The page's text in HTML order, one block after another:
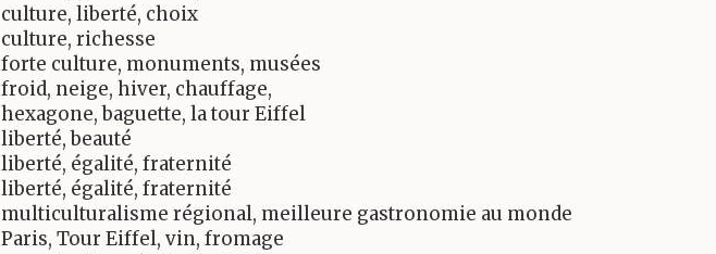
culture, liberté, choix
culture, richesse
forte culture, monuments, musées
froid, neige, hiver, chauffage,
hexagone, baguette, la tour Eiffel
liberté, beauté
liberté, égalité, fraternité
liberté, égalité, fraternité
multiculturalisme régional, meilleure gastronomie au monde
Paris, Tour Eiffel, vin, fromage